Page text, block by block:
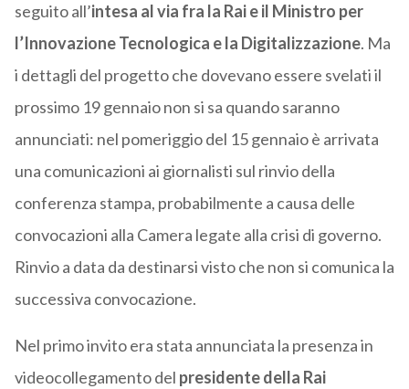
seguito all’intesa al via fra la Rai e il Ministro per
l’Innovazione Tecnologica e la Digitalizzazione. Ma
i dettagli del progetto che dovevano essere svelati il
prossimo 19 gennaio non si sa quando saranno
annunciati: nel pomeriggio del 15 gennaio è arrivata
una comunicazioni ai giornalisti sul rinvio della
conferenza stampa, probabilmente a causa delle
convocazioni alla Camera legate alla crisi di governo.
Rinvio a data da destinarsi visto che non si comunica la
successiva convocazione.
Nel primo invito era stata annunciata la presenza in
videocollegamento del presidente della Rai